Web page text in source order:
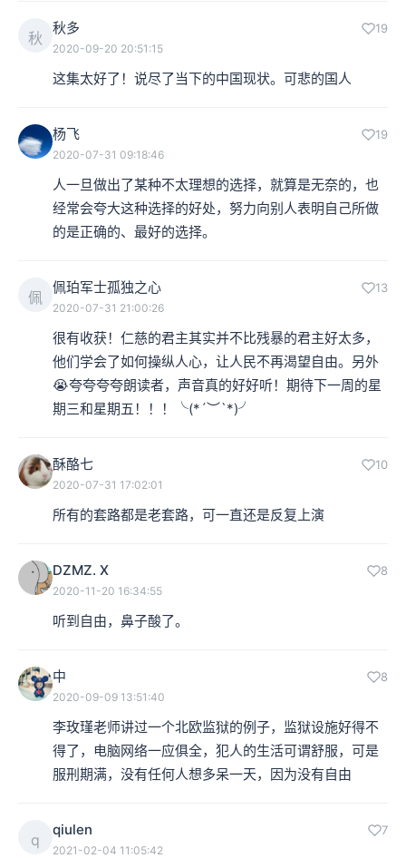
秋
秋多 19
2020-09-20 20:51:15
这集太好了！说尽了当下的中国现状。可悲的国人
杨飞 19
2020-07-31 09:18:46
人一旦做出了某种不太理想的选择，就算是无奈的，也
经常会夸大这种选择的好处，努力向别人表明自己所做
的是正确的、最好的选择。
佩
佩珀军士孤独之心 13
2020-07-31 21:00:26
很有收获！仁慈的君主其实并不比残暴的君主好太多，
他们学会了如何操纵人心，让人民不再渴望自由。另外
😭夸夸夸夸朗读者，声音真的好好听！期待下一周的星
期三和星期五！！！╰(*´︶`*)╯
酥酪七 10
2020-07-31 17:02:01
所有的套路都是老套路，可一直还是反复上演
DZMZ. X 8
2020-11-20 16:34:55
听到自由，鼻子酸了。
中 8
2020-09-09 13:51:40
李玫瑾老师讲过一个北欧监狱的例子，监狱设施好得不
得了，电脑网络一应俱全，犯人的生活可谓舒服，可是
服刑期满，没有任何人想多呆一天，因为没有自由
q
qiulen 7
2021-02-04 11:05:42